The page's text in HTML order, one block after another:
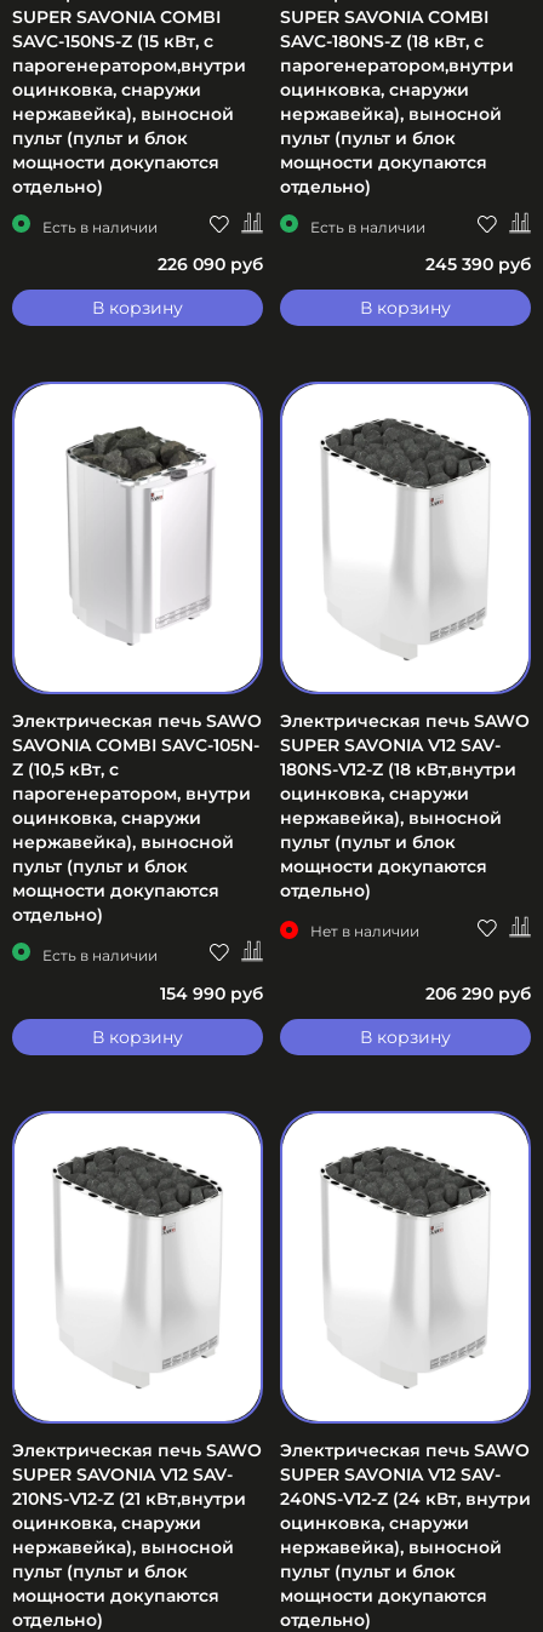
SUPER SAVONIA COMBI
SAVC-150NS-Z (15 кВт, с
парогенератором,внутри
оцинковка, снаружи
нержавейка), выносной
пульт (пульт и блок
мощности докупаются
отдельно)
Есть в наличии
226 090 руб
В корзину
SUPER SAVONIA COMBI
SAVC-180NS-Z (18 кВт, с
парогенератором,внутри
оцинковка, снаружи
нержавейка), выносной
пульт (пульт и блок
мощности докупаются
отдельно)
Есть в наличии
245 390 руб
В корзину
Электрическая печь SAWO
SAVONIA COMBI SAVC-105N-
Z (10,5 кВт, с
парогенератором, внутри
оцинковка, снаружи
нержавейка), выносной
пульт (пульт и блок
мощности докупаются
отдельно)
Есть в наличии
154 990 руб
В корзину
Электрическая печь SAWO
SUPER SAVONIA V12 SAV-
180NS-V12-Z (18 кВт,внутри
оцинковка, снаружи
нержавейка), выносной
пульт (пульт и блок
мощности докупаются
отдельно)
Нет в наличии
206 290 руб
В корзину
Электрическая печь SAWO
SUPER SAVONIA V12 SAV-
210NS-V12-Z (21 кВт,внутри
оцинковка, снаружи
нержавейка), выносной
пульт (пульт и блок
мощности докупаются
отдельно)
Электрическая печь SAWO
SUPER SAVONIA V12 SAV-
240NS-V12-Z (24 кВт, внутри
оцинковка, снаружи
нержавейка), выносной
пульт (пульт и блок
мощности докупаются
отдельно)